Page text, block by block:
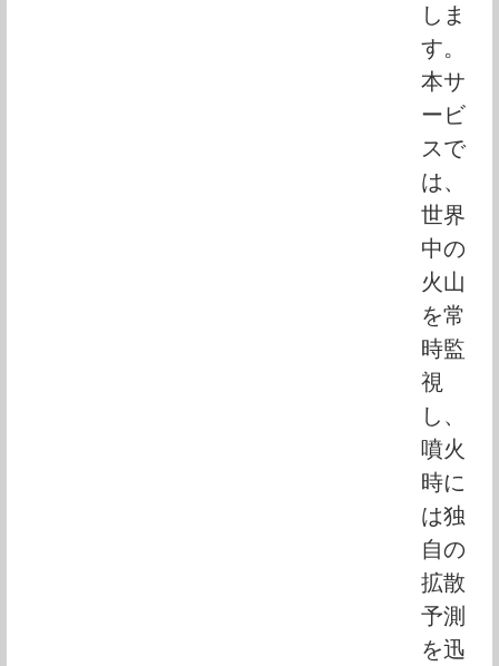
しま
す。
本サ
ービ
スで
は、
世界
中の
火山
を常
時監
視
し、
噴火
時に
は独
自の
拡散
予測
を迅